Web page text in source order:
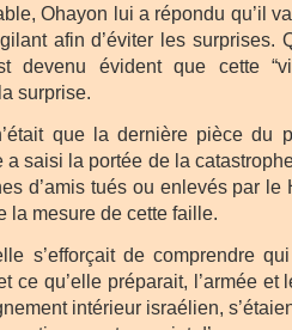
Ohayon lui a répondu qu’il
afin d’éviter les surprises.
devenu évident que cette
surprise.
que la dernière pièce du
a saisi la portée de la
d’amis tués ou enlevés par le
la mesure de cette faille.
s’efforçait de comprendre
ce qu’elle préparait, l’armée
intérieur israélien,